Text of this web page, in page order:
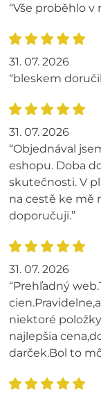
“Vše proběhlo
31. 07. 2026
“bleskem
31. 07. 2026
“Objednával
eshopu. Doba
skutečnosti. V
na cestě ke mě
doporučuji.”
31. 07. 2026
“Prehľadný
niektoré
najlepšia
darček.Bol to